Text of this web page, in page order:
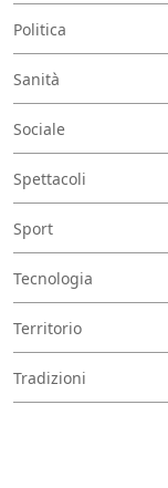
Politica
Sanità
Sociale
Spettacoli
Sport
Tecnologia
Territorio
Tradizioni